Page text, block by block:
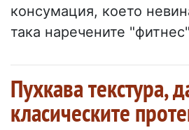
консумация, което
така наречените
Пухкава текстура,
класическите